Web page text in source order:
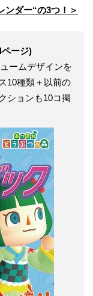
ンダー“の3つ！＞
ージ)
ームデザインを
10種類＋以前の
ションも10コ掲